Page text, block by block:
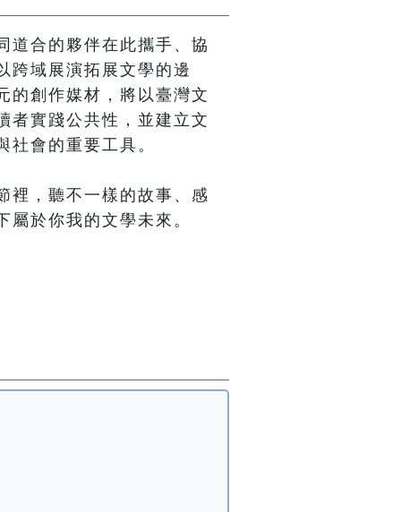
道合的夥伴在此攜手、協
跨域展演拓展文學的邊
的創作媒材，將以臺灣文
者實踐公共性，並建立文
社會的重要工具。
裡，聽不一樣的故事、感